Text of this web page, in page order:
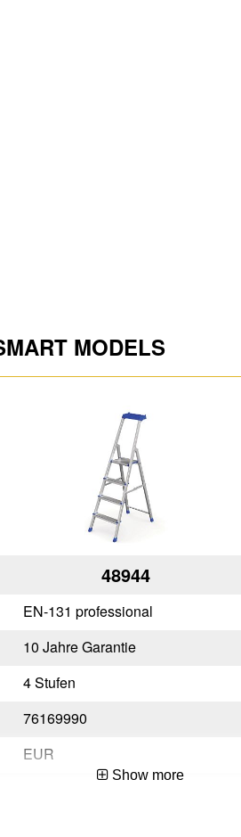
MODELS
48944
EN-131 professional
10 Jahre Garantie
4 Stufen
76169990
EUR
Show more